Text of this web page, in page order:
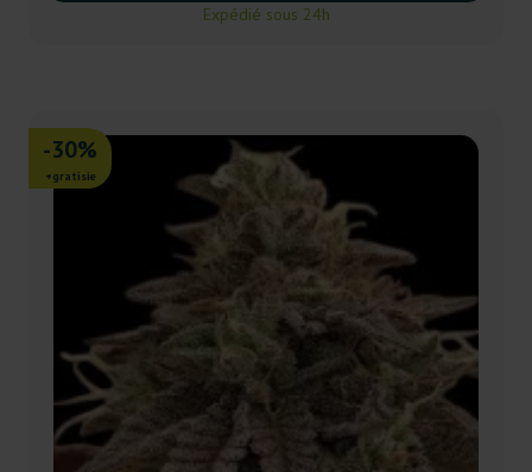
Expédié sous 24h
-30%
+gratisie